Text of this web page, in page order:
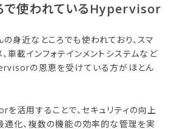
で​使われている​Hypervisor
身近なところでも使われており、スマ
車載インフォテインメントシステムなど
の恩恵を受けている方がほとん
活用することで、セキュリティの向上
適化、複数の機能の効率的な管理を実